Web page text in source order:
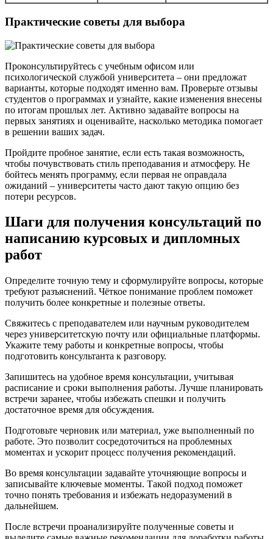
Практические советы для выбора
Проконсультируйтесь с учебным офисом или
психологической службой университета – они предложат
варианты, которые подходят именно вам. Проверьте отзывы
студентов о программах и узнайте, какие изменения внесены
по итогам прошлых лет. Активно задавайте вопросы на
первых занятиях и оценивайте, насколько методика помогает
в решении ваших задач.
Пройдите пробное занятие, если есть такая возможность,
чтобы почувствовать стиль преподавания и атмосферу. Не
бойтесь менять программу, если первая не оправдала
ожиданий – университеты часто дают такую опцию без
потери ресурсов.
Шаги для получения консультаций по
написанию курсовых и дипломных
работ
Определите точную тему и сформулируйте вопросы, которые
требуют разъяснений. Чёткое понимание проблем поможет
получить более конкретные и полезные ответы.
Свяжитесь с преподавателем или научным руководителем
через университетскую почту или официальные платформы.
Укажите тему работы и конкретные вопросы, чтобы
подготовить консультанта к разговору.
Запишитесь на удобное время консультации, учитывая
расписание и сроки выполнения работы. Лучше планировать
встречи заранее, чтобы избежать спешки и получить
достаточное время для обсуждения.
Подготовьте черновик или материал, уже выполненный по
работе. Это позволит сосредоточиться на проблемных
моментах и ускорит процесс получения рекомендаций.
Во время консультации задавайте уточняющие вопросы и
записывайте ключевые моменты. Такой подход поможет
точно понять требования и избежать недоразумений в
дальнейшем.
После встречи проанализируйте полученные советы и